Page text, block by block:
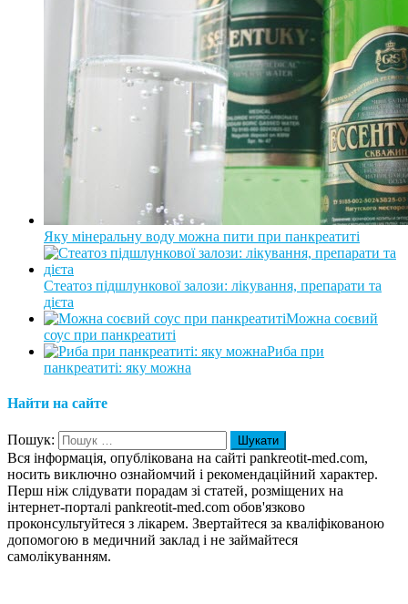
Яку мінеральну воду можна пити при панкреатиті
Стеатоз підшлункової залози: лікування, препарати та
дієта
Можна соєвий
соус при панкреатиті
Риба при
панкреатиті: яку можна
Найти на сайте
Пошук:
Вся інформація, опублікована на сайті pankreotit-med.com,
носить виключно ознайомчий і рекомендаційний характер.
Перш ніж слідувати порадам зі статей, розміщених на
інтернет-порталі pankreotit-med.com обов'язково
проконсультуйтеся з лікарем. Звертайтеся за кваліфікованою
допомогою в медичний заклад і не займайтеся
самолікуванням.